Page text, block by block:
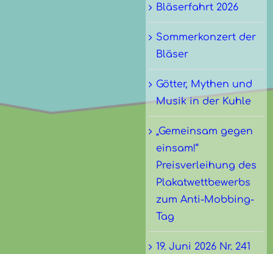
Bläserfahrt 2026
Sommerkonzert der
Bläser
Götter, Mythen und
Musik in der Kuhle
„Gemeinsam gegen
einsam!“
Preisverleihung des
Plakatwettbewerbs
zum Anti-Mobbing-
Tag
19. Juni 2026 Nr. 241